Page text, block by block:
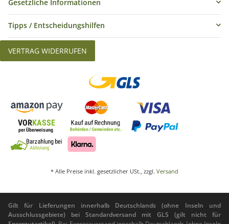
Gesetzliche Informationen
Tipps / Entscheidungshilfen
VERTRAG WIDERRUFEN
* Alle Preise inkl. gesetzlicher USt., zzgl. Versand
Gilt für Lieferungen innerhalb Deutschlands (ohne Inseln und
Ausschlussgebiete) bei Standardversand mit GLS (gilt nicht für